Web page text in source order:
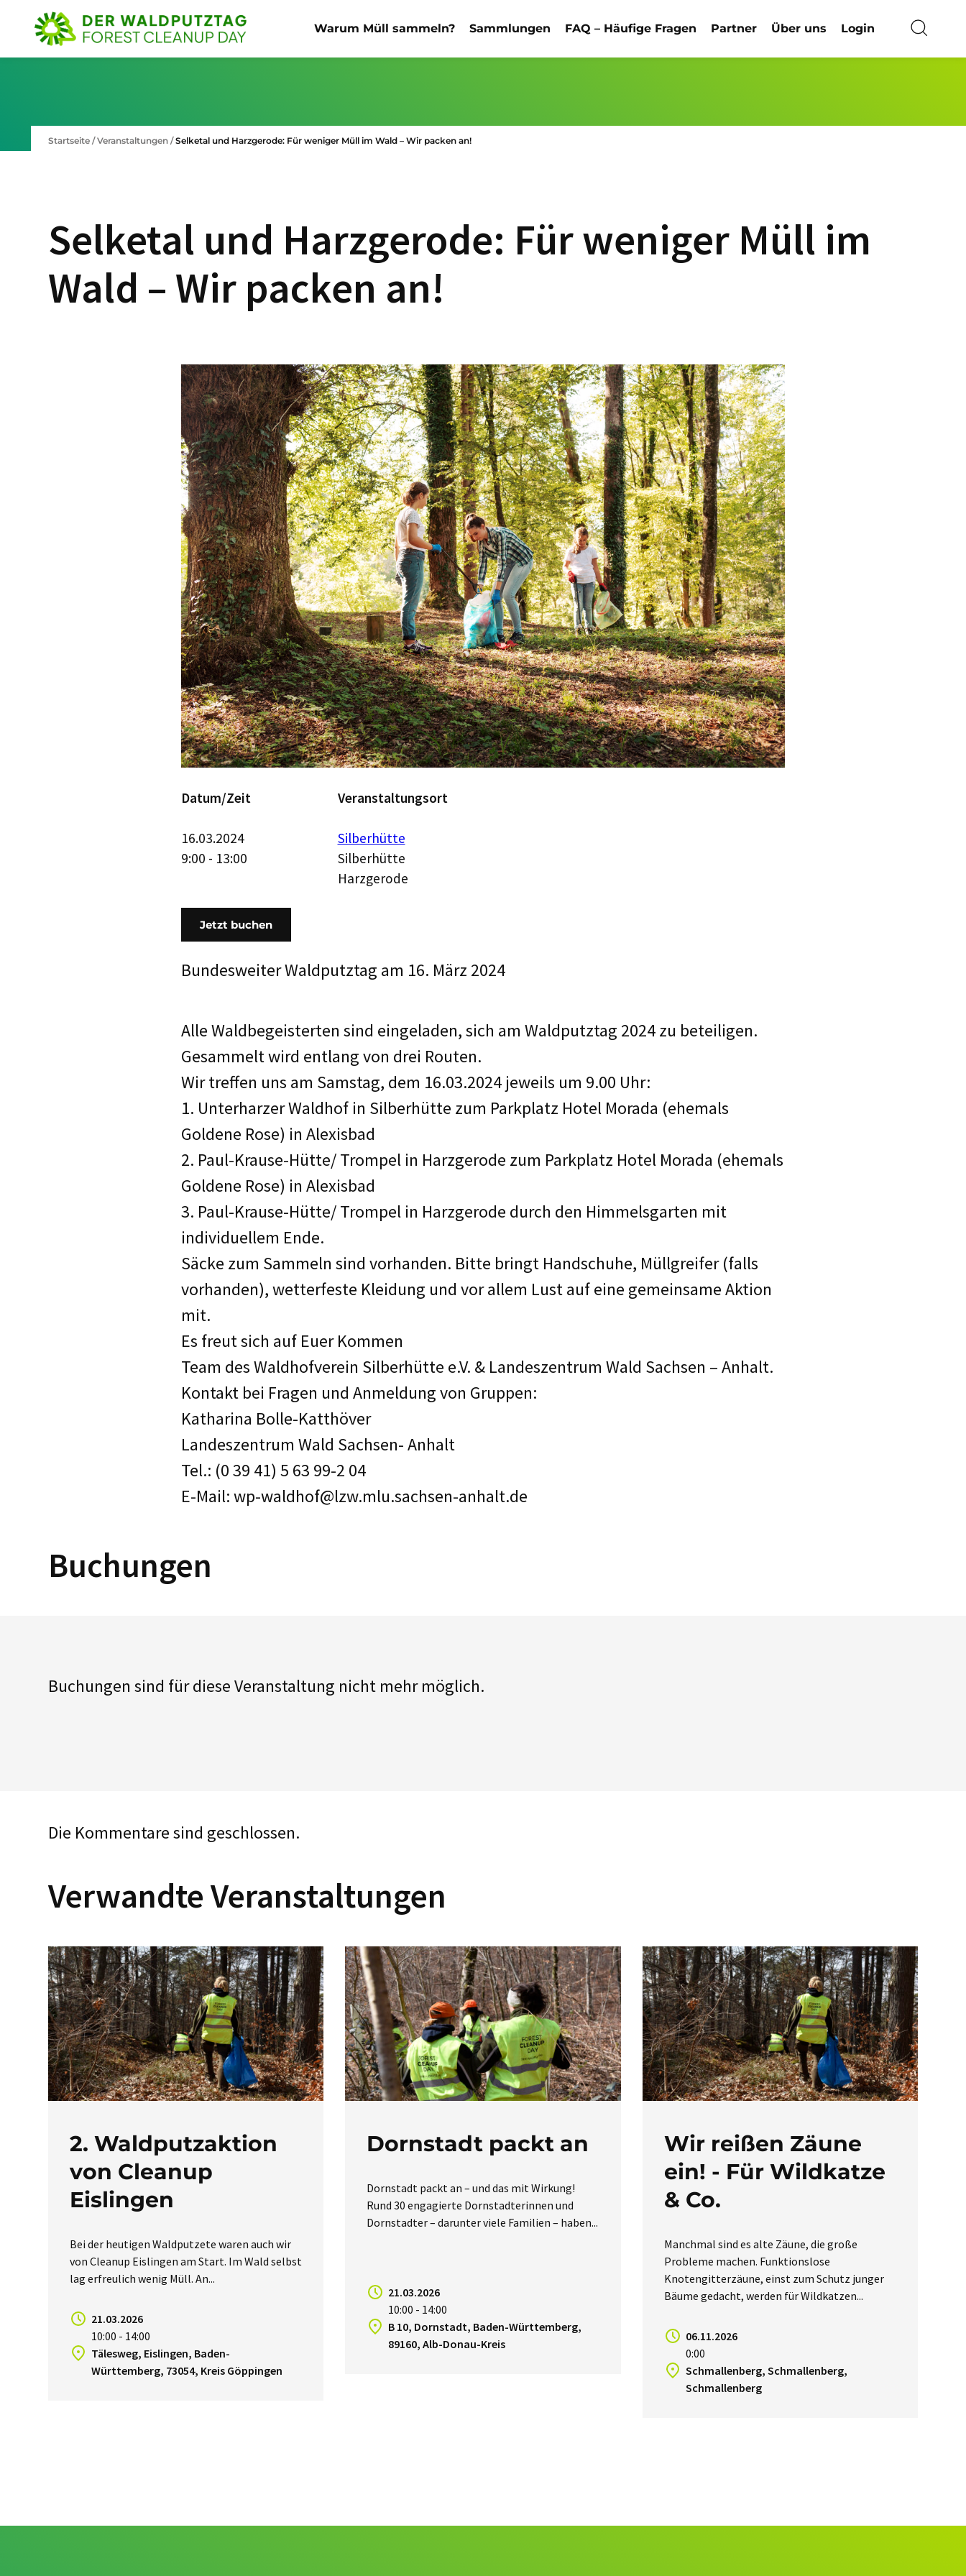
Warum Müll sammeln? Sammlungen FAQ – Häufige Fragen Partner Über uns Login
Startseite / Veranstaltungen / Selketal und Harzgerode: Für weniger Müll im Wald – Wir packen an!
Selketal und Harzgerode: Für weniger Müll im
Wald – Wir packen an!
Datum/Zeit
16.03.2024
9:00 - 13:00
Veranstaltungsort
Silberhütte
Silberhütte
Harzgerode
Jetzt buchen
Bundesweiter Waldputztag am 16. März 2024
Alle Waldbegeisterten sind eingeladen, sich am Waldputztag 2024 zu beteiligen.
Gesammelt wird entlang von drei Routen.
Wir treffen uns am Samstag, dem 16.03.2024 jeweils um 9.00 Uhr:
1. Unterharzer Waldhof in Silberhütte zum Parkplatz Hotel Morada (ehemals
Goldene Rose) in Alexisbad
2. Paul-Krause-Hütte/ Trompel in Harzgerode zum Parkplatz Hotel Morada (ehemals
Goldene Rose) in Alexisbad
3. Paul-Krause-Hütte/ Trompel in Harzgerode durch den Himmelsgarten mit
individuellem Ende.
Säcke zum Sammeln sind vorhanden. Bitte bringt Handschuhe, Müllgreifer (falls
vorhanden), wetterfeste Kleidung und vor allem Lust auf eine gemeinsame Aktion
mit.
Es freut sich auf Euer Kommen
Team des Waldhofverein Silberhütte e.V. & Landeszentrum Wald Sachsen – Anhalt.
Kontakt bei Fragen und Anmeldung von Gruppen:
Katharina Bolle-Katthöver
Landeszentrum Wald Sachsen- Anhalt
Tel.: (0 39 41) 5 63 99-2 04
E-Mail: wp-waldhof@lzw.mlu.sachsen-anhalt.de
Buchungen
Buchungen sind für diese Veranstaltung nicht mehr möglich.
Die Kommentare sind geschlossen.
Verwandte Veranstaltungen
2. Waldputzaktion
von Cleanup
Eislingen
Bei der heutigen Waldputzete waren auch wir
von Cleanup Eislingen am Start. Im Wald selbst
lag erfreulich wenig Müll. An...
21.03.2026
10:00 - 14:00
Tälesweg, Eislingen, Baden-
Württemberg, 73054, Kreis Göppingen
Dornstadt packt an
Dornstadt packt an – und das mit Wirkung!
Rund 30 engagierte Dornstadterinnen und
Dornstadter – darunter viele Familien – haben...
21.03.2026
10:00 - 14:00
B 10, Dornstadt, Baden-Württemberg,
89160, Alb-Donau-Kreis
Wir reißen Zäune
ein! - Für Wildkatze
& Co.
Manchmal sind es alte Zäune, die große
Probleme machen. Funktionslose
Knotengitterzäune, einst zum Schutz junger
Bäume gedacht, werden für Wildkatzen...
06.11.2026
0:00
Schmallenberg, Schmallenberg,
Schmallenberg